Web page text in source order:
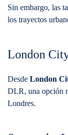
Sin embargo, las
los trayectos
London
Desde London
DLR, una opción
Londres.